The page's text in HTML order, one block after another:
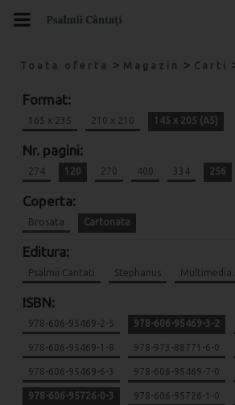
Toata oferta > Magazin > Carti
Format:
165 x 235 210 x 210 145 x 205 (A5)
Nr. pagini:
274 120 270 400 334 256
Coperta:
Brosata Cartonata
Editura:
Psalmii Cantati Stephanus Multimedia
ISBN:
978-606-95469-2-5 978-606-95469-3-2
978-606-95469-1-8 978-973-88771-6-0
978-606-95469-6-3 978-606-95469-7-0
978-606-95726-0-3 978-606-95726-1-0